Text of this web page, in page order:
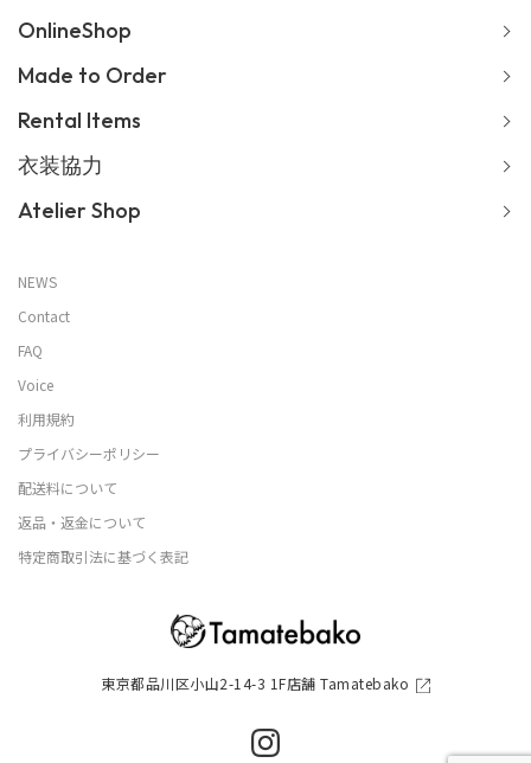
東京都品川区小山2-14-3 1F店舗 Tamatebako
OnlineShop
Made to Order
Rental Items
衣装協力
Atelier Shop
NEWS
Contact
FAQ
Voice
利用規約
プライバシーポリシー
配送料について
返品・返金について
特定商取引法に基づく表記